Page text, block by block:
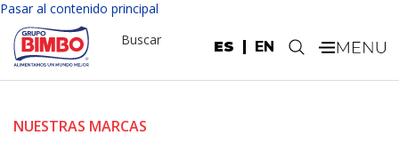
Pasar al contenido principal
ES EN
Buscar .
NUESTRAS MARCAS